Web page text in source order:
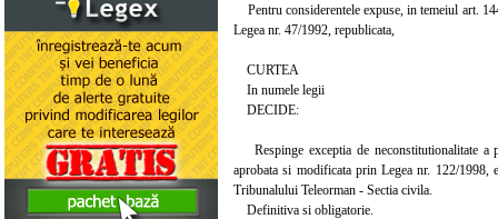
Pentru considerentele expuse, in temeiul art.
Legea nr. 47/1992, republicata,
CURTEA
In numele legii
DECIDE:
Respinge exceptia de neconstitutionalitate a
aprobata si modificata prin Legea nr. 122/
Tribunalului Teleorman - Sectia civila.
Definitiva si obligatorie.